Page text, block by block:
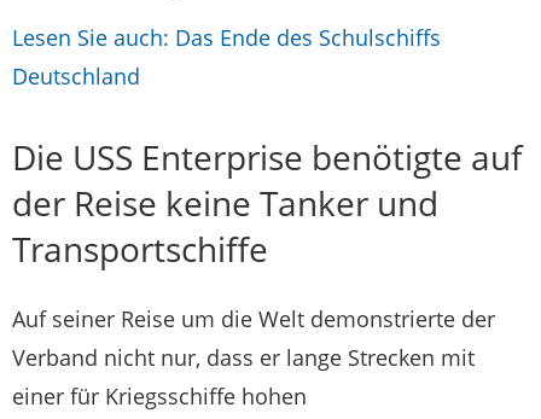
Lesen Sie auch: Das Ende des Schulschiffs
Deutschland
Die USS Enterprise benötigte auf
der Reise keine Tanker und
Transportschiffe
Auf seiner Reise um die Welt demonstrierte der
Verband nicht nur, dass er lange Strecken mit
einer für Kriegsschiffe hohen